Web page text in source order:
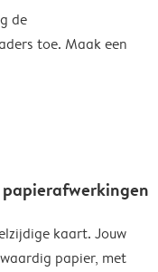
de
toe. Maak een
kaart. Jouw
papier, met